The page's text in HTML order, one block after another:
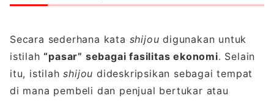
Secara sederhana kata shijou digunakan untuk
istilah“pasar” sebagai fasilitas ekonomi. Selain
itu, istilahshijou dideskripsikan sebagai tempat
di mana pembeli dan penjual bertukar atau